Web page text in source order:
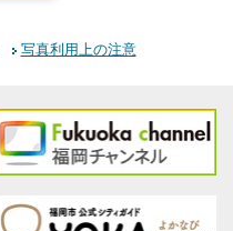
写真利用上の注意